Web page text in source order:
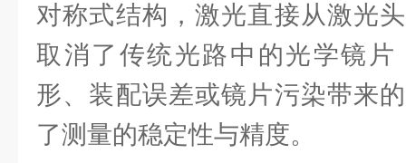
对称式结构，激光直接从激光
取消了传统光路中的光学镜片
形、装配误差或镜片污染带来
了测量的稳定性与精度。